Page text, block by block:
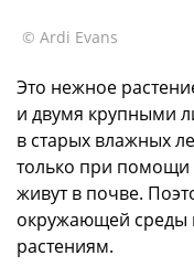
© Ardi Evans
Это нежное
и двумя крупными
в старых влажных
только при помощи
живут в почве.
окружающей среды
растениям.